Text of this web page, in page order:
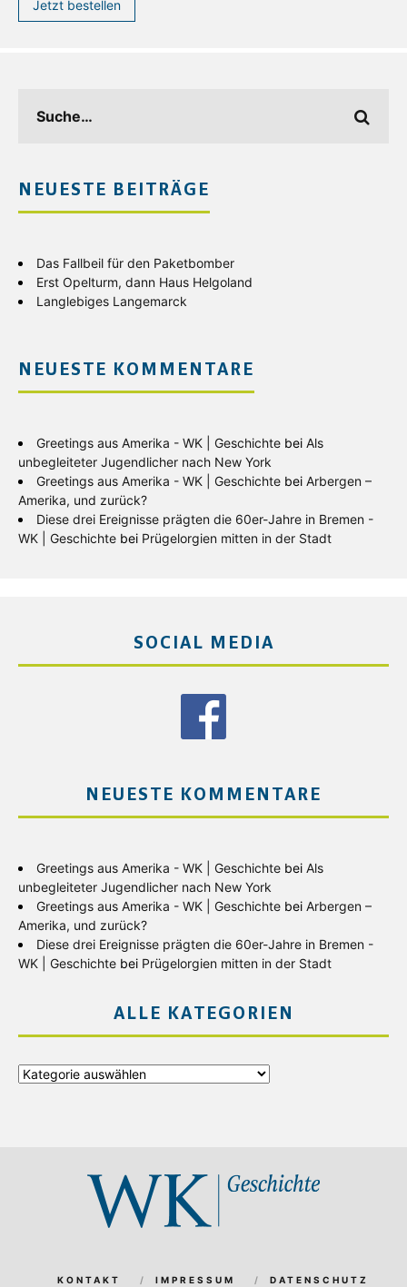
Jetzt bestellen
NEUESTE BEITRÄGE
Das Fallbeil für den Paketbomber
Erst Opelturm, dann Haus Helgoland
Langlebiges Langemarck
NEUESTE KOMMENTARE
Greetings aus Amerika - WK | Geschichte bei Als
unbegleiteter Jugendlicher nach New York
Greetings aus Amerika - WK | Geschichte bei Arbergen –
Amerika, und zurück?
Diese drei Ereignisse prägten die 60er-Jahre in Bremen -
WK | Geschichte bei Prügelorgien mitten in der Stadt
SOCIAL MEDIA
NEUESTE KOMMENTARE
Greetings aus Amerika - WK | Geschichte bei Als
unbegleiteter Jugendlicher nach New York
Greetings aus Amerika - WK | Geschichte bei Arbergen –
Amerika, und zurück?
Diese drei Ereignisse prägten die 60er-Jahre in Bremen -
WK | Geschichte bei Prügelorgien mitten in der Stadt
ALLE KATEGORIEN
Alle
KONTAKT IMPRESSUM DATENSCHUTZ